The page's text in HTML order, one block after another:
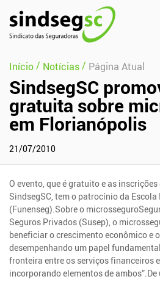
Pular Navegação (s)
Início/ Notícias/ Página Atual
SindsegSC
gratuita sobre
em Florianópolis
21/07/2010
O evento, que é gratuito e as
SindsegSC, tem o patrocínio da
(Funenseg).Sobre o
Seguros Privados (Susep), o
beneficiar o crescimento econômico e
desempenhando um papel
fronteira entre os serviços financeiros
incorporando elementos de